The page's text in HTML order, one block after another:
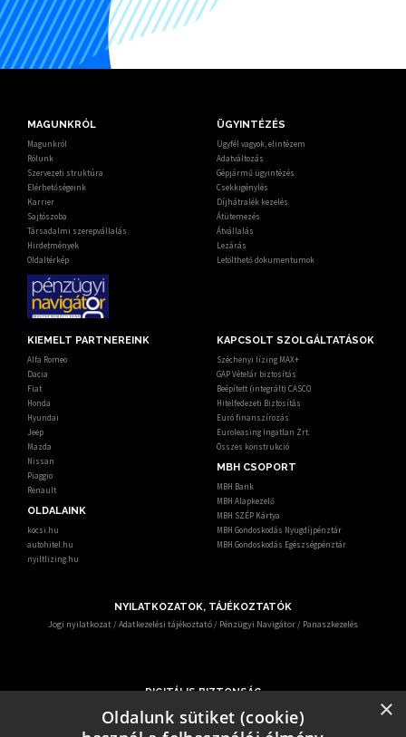
MAGUNKRÓL
Magunkról
Rólunk
Szervezeti struktúra
Elérhetőségeink
Karrier
Sajtószoba
Társadalmi szerepvállalás
Hirdetmények
Oldaltérkép
ÜGYINTÉZÉS
Ügyfél vagyok, elintézem
Adatváltozás
Gépjármű ügyintézés
Csekkigénylés
Díjhátralék kezelés
Átütemezés
Átvállalás
Lezárás
Letölthető dokumentumok
KIEMELT PARTNEREINK
Alfa Romeo
Dacia
Fiat
Honda
Hyundai
Jeep
Mazda
Nissan
Piaggio
Renault
OLDALAINK
kocsi.hu
autohitel.hu
nyiltlizing.hu
KAPCSOLT SZOLGÁLTATÁSOK
Széchenyi lízing MAX+
GAP Vételár biztosítás
Beépített (integrált) CASCO
Hitelfedezeti Biztosítás
Euró finanszírozás
Euroleasing Ingatlan Zrt.
Összes konstrukció
MBH CSOPORT
MBH Bank
MBH Alapkezelő
MBH SZÉP Kártya
MBH Gondoskodás Nyugdíjpénztár
MBH Gondoskodás Egészségpénztár
NYILATKOZATOK, TÁJÉKOZTATÓK
Jogi nyilatkozat /Adatkezelési tájékoztató / Pénzügyi Navigátor / Panaszkezelés
DIGITÁLIS BIZTONSÁG
Ismerje meg, hogy mit tehet digitális biztonsága érdekében.
Az egyre gyakrabban előforduló online csalások miatt – KiberPajzs néven - oktatási
×
Oldalunk sütiket (cookie)